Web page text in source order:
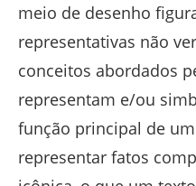
meio de desenho
representativas não
conceitos abordados
representam e/ou
função principal de
representar fatos